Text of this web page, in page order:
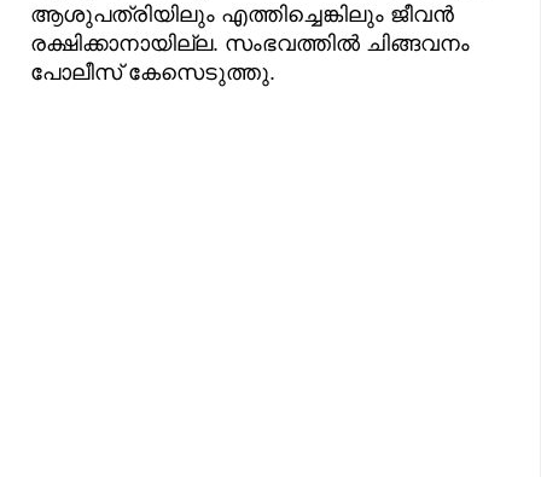
ആശുപത്രിയിലും എത്തിച്ചെങ്കിലും ജീവൻ
രക്ഷിക്കാനായില്ല. സംഭവത്തിൽ ചിങ്ങവനം
പോലീസ് കേസെടുത്തു.